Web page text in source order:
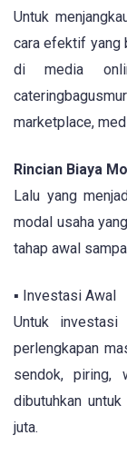
Untuk
cara efektif yang
di media
marketplace,
Rincian Biaya
Lalu yang
modal usaha
tahap awal
▪ Investasi Awal
Untuk investasi
perlengkapan
sendok, piring,
dibutuhkan
juta.